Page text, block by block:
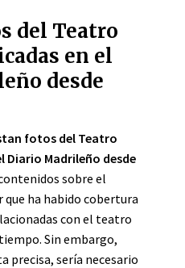
del Teatro
en el
desde
fotos del Teatro
Diario Madrileño desde
sobre el
que ha habido cobertura
con el teatro
Sin embargo,
precisa, sería necesario